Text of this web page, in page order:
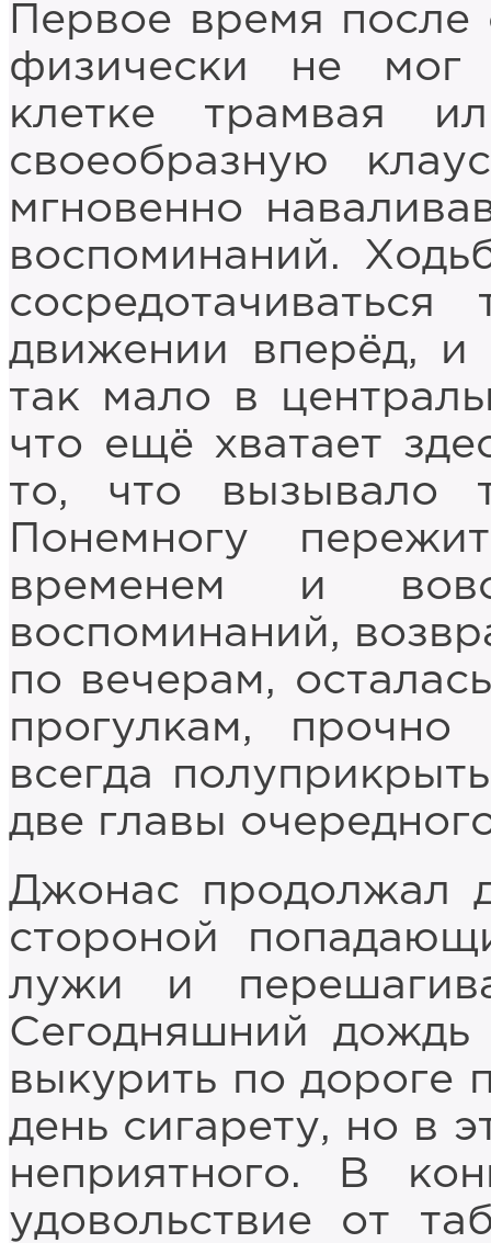
Первое время
физически не мог
клетке трамвая
своеобразную
мгновенно
воспоминаний.
движении вперёд, и
так мало в
что ещё хватает
то, что вызывало
Понемногу
временем и
воспоминаний,
по вечерам,
прогулкам,
всегда
две главы
Джонас продолжал
стороной
лужи и
Сегодняшний дождь
выкурить по дороге
день сигарету, но в
неприятного. В
удовольствие от